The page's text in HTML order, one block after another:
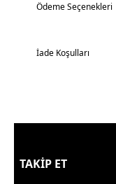
Ödeme Seçenekleri
İade Koşulları
TAKİP ET